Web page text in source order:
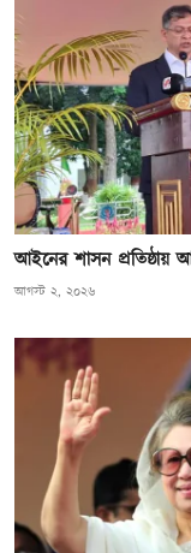
আইনের শাসন প্রতিষ্ঠায়
আগস্ট ২, ২০২৬